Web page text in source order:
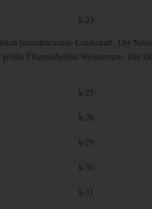
beeindruckende Landschaft. Der
Flugsandgebiet Westeuropas. Die